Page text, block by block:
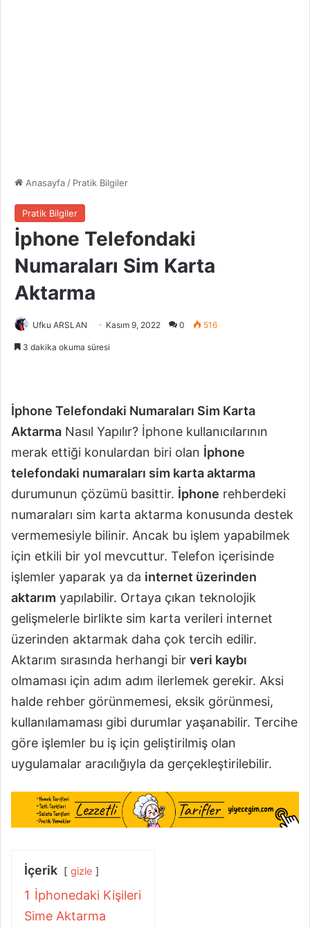
Anasayfa/ Pratik Bilgiler
Pratik Bilgiler
İphone Telefondaki
Numaraları Sim Karta
Aktarma
Ufku ARSLAN Kasım 9, 2022 0 516
3 dakika okuma süresi
İphone Telefondaki Numaraları Sim Karta
Aktarma Nasıl Yapılır? İphone kullanıcılarının
merak ettiği konulardan biri olan İphone
telefondaki numaraları sim karta aktarma
durumunun çözümü basittir. İphone rehberdeki
numaraları sim karta aktarma konusunda destek
vermemesiyle bilinir. Ancak bu işlem yapabilmek
için etkili bir yol mevcuttur. Telefon içerisinde
işlemler yaparak ya da internet üzerinden
aktarım yapılabilir. Ortaya çıkan teknolojik
gelişmelerle birlikte sim karta verileri internet
üzerinden aktarmak daha çok tercih edilir.
Aktarım sırasında herhangi bir veri kaybı
olmaması için adım adım ilerlemek gerekir. Aksi
halde rehber görünmemesi, eksik görünmesi,
kullanılamaması gibi durumlar yaşanabilir. Tercihe
göre işlemler bu iş için geliştirilmiş olan
uygulamalar aracılığıyla da gerçekleştirilebilir.
İçerik gizle
1 İphonedaki Kişileri
Sime Aktarma